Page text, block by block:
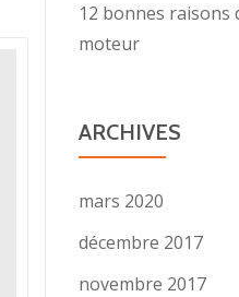
12 bonnes raisons
moteur
ARCHIVES
mars 2020
décembre 2017
novembre 2017